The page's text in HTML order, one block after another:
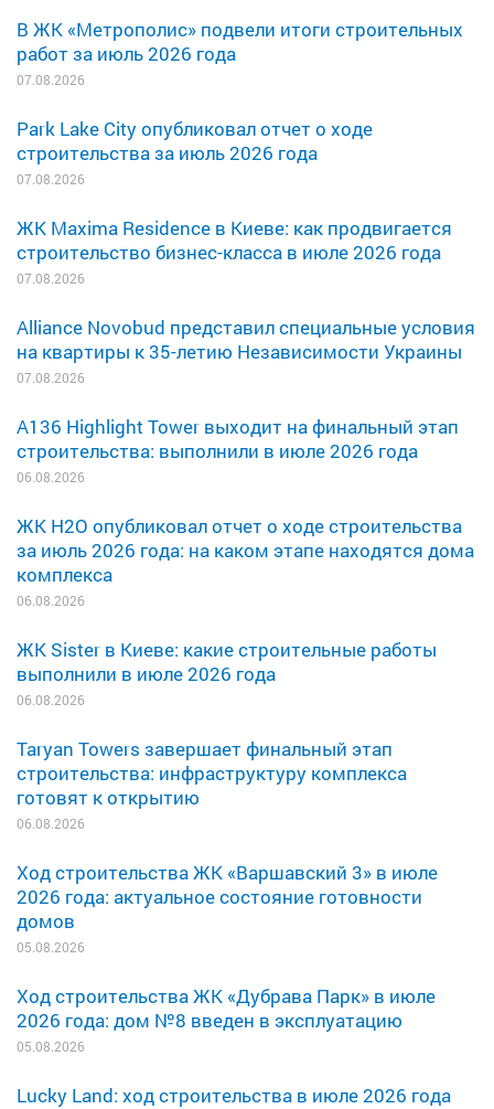
В ЖК «Метрополис» подвели итоги строительных
работ за июль 2026 года
07.08.2026
Park Lake City опубликовал отчет о ходе
строительства за июль 2026 года
07.08.2026
ЖК Maxima Residence в Киеве: как продвигается
строительство бизнес-класса в июле 2026 года
07.08.2026
Alliance Novobud представил специальные условия
на квартиры к 35-летию Независимости Украины
07.08.2026
A136 Highlight Tower выходит на финальный этап
строительства: выполнили в июле 2026 года
06.08.2026
ЖК H2O опубликовал отчет о ходе строительства
за июль 2026 года: на каком этапе находятся дома
комплекса
06.08.2026
ЖК Sister в Киеве: какие строительные работы
выполнили в июле 2026 года
06.08.2026
Taryan Towers завершает финальный этап
строительства: инфраструктуру комплекса
готовят к открытию
06.08.2026
Ход строительства ЖК «Варшавский 3» в июле
2026 года: актуальное состояние готовности
домов
05.08.2026
Ход строительства ЖК «Дубрава Парк» в июле
2026 года: дом №8 введен в эксплуатацию
05.08.2026
Lucky Land: ход строительства в июле 2026 года